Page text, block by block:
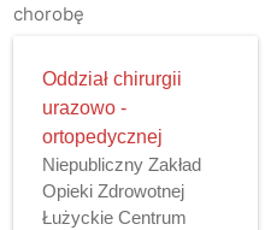
chorobę
Oddział chirurgii
urazowo -
ortopedycznej
Niepubliczny Zakład
Opieki Zdrowotnej
Łużyckie Centrum